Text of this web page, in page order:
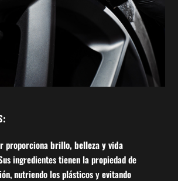
proporcionabrillo, belleza y vida
ingredientes tienen la propiedad de
nutriendo los plásticos y evitando